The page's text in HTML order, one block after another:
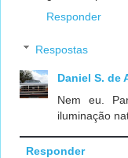
Responder
Respostas
Daniel S. de
Nem eu.
iluminação
Responder